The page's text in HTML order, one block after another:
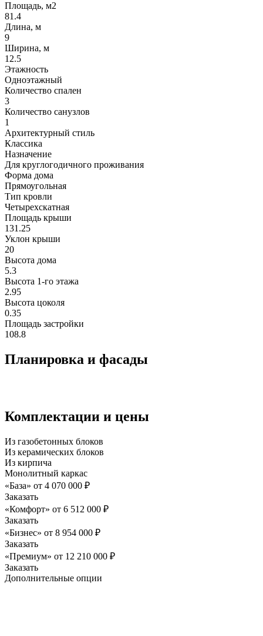
Площадь, м2
81.4
Длина, м
9
Ширина, м
12.5
Этажность
Одноэтажный
Количество спален
3
Количество санузлов
1
Архитектурный стиль
Классика
Назначение
Для круглогодичного проживания
Форма дома
Прямоугольная
Тип кровли
Четырехскатная
Площадь крыши
131.25
Уклон крыши
20
Высота дома
5.3
Высота 1-го этажа
2.95
Высота цоколя
0.35
Площадь застройки
108.8
Планировка и фасады
Комплектации и цены
Из газобетонных блоков
Из керамических блоков
Из кирпича
Монолитный каркас
«База» от 4 070 000 ₽
Заказать
«Комфорт» от 6 512 000 ₽
Заказать
«Бизнес» от 8 954 000 ₽
Заказать
«Премиум» от 12 210 000 ₽
Заказать
Дополнительные опции